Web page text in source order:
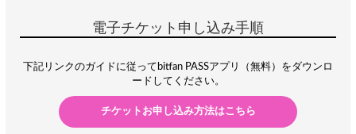
電子チケット申し込み手順
下記リンクのガイドに従ってbitfan PASSアプリ（無料）をダウンロ
ードしてください。
チケットお申し込み方法はこちら